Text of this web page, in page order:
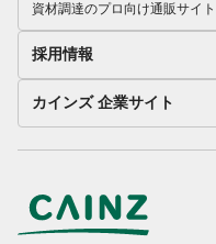
資材調達のプロ向け通販サイト
採用情報
カインズ 企業サイト